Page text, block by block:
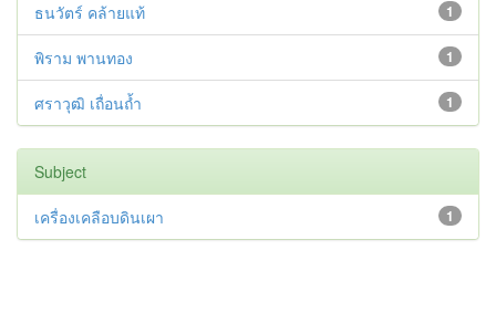
1
ธนวัตร์ คล้ายแท้
1
พิราม พานทอง
1
ศราวุฒิ เถื่อนถ้ำ
Subject
1
เครื่องเคลือบดินเผา